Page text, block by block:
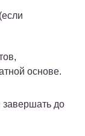
основе.
завершать до